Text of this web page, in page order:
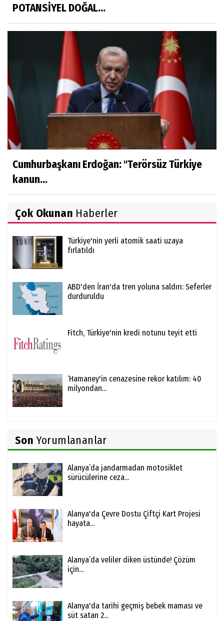
POTANSİYEL DOĞAL...
Cumhurbaşkanı Erdoğan: ''Terörsüz Türkiye
kanun...
Çok Okunan Haberler
Türkiye'nin yerli atomik saati uzaya
fırlatıldı
ABD'den İran'da tren yoluna saldırı: Seferler
durduruldu
Fitch, Türkiye'nin kredi notunu teyit etti
‘Hamaney'in cenazesine rekor katılım: 40
milyondan...
Son Yorumlananlar
Alanya’da jandarmadan motosiklet
sürücülerine ceza...
Alanya'da Çevre Dostu Çiftçi Kart Projesi
hayata...
Alanya’da veliler diken üstünde! Çözüm
için...
Alanya'da tarihi geçmiş bebek maması ve
süt satan 2...